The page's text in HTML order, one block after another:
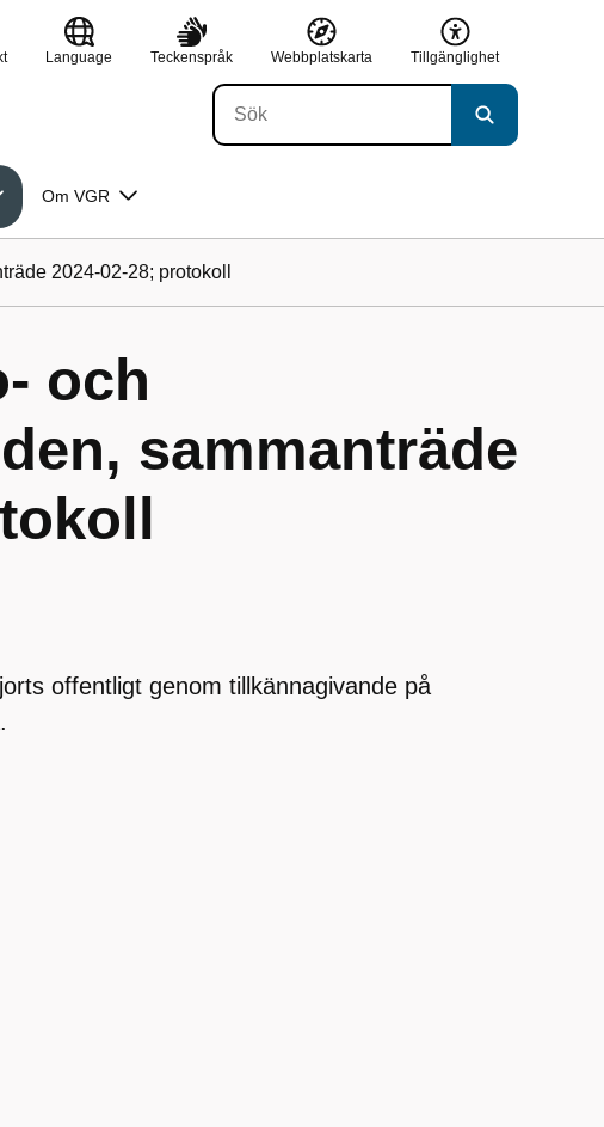
Language Teckenspråk Webbplatskarta Tillgänglighet
Om VGR
2024-02-28; protokoll
och
sammanträde
offentligt genom tillkännagivande på